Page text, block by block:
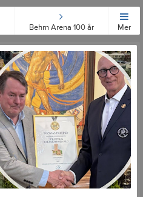
Behrn Arena 100 år Mer